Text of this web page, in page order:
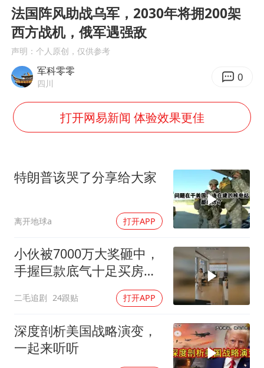
38岁演员求职万岁山NPC成功
胡彦斌获《歌手2026》歌王
中巨芯：上半年归母净利润1405.77万元
东航：国内客票提前14天免费退改
名创优品回应女子吐槽内裤质量差
胡彦斌韩磊 谁帮谁
夯实基础开新局
法国阵风助战乌军，2030年将拥200架
西方战机，俄军遇强敌
声明：个人原创，仅供参考
军科零零
四川 0
打开网易新闻 体验效果更佳
特朗普该哭了分享给大家
离开地球a 打开APP
小伙被7000万大奖砸中，
手握巨款底气十足买房不
二毛追剧 24跟贴 打开APP
深度剖析美国战略演变，
一起来听听